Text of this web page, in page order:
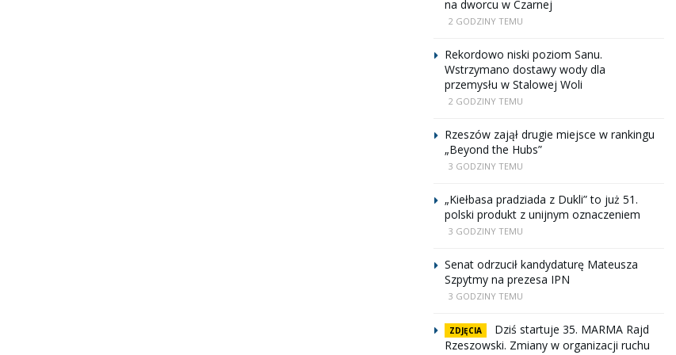
na dworcu w Czarnej
2 GODZINY TEMU
Rekordowo niski poziom Sanu.
Wstrzymano dostawy wody dla
przemysłu w Stalowej Woli
2 GODZINY TEMU
Rzeszów zajął drugie miejsce w rankingu
„Beyond the Hubs”
3 GODZINY TEMU
„Kiełbasa pradziada z Dukli” to już 51.
polski produkt z unijnym oznaczeniem
3 GODZINY TEMU
Senat odrzucił kandydaturę Mateusza
Szpytmy na prezesa IPN
3 GODZINY TEMU
ZDJĘCIA
Dziś startuje 35. MARMA Rajd
Rzeszowski. Zmiany w organizacji ruchu